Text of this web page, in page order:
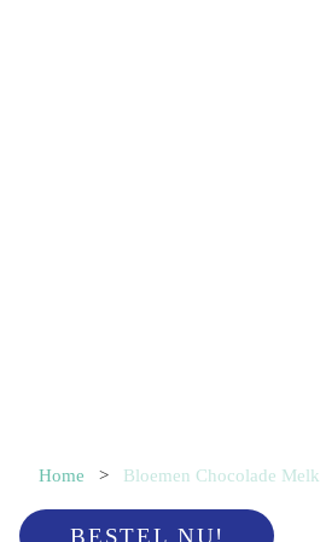
Home > Bloemen Chocolade Melk